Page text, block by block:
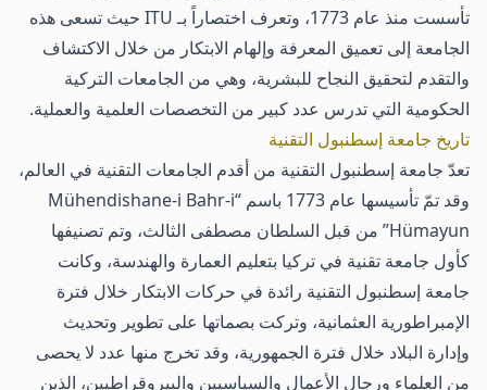
تأسست منذ عام 1773، وتعرف اختصاراً بـ ITU حيث تسعى هذه
الجامعة إلى تعميق المعرفة وإلهام الابتكار من خلال الاكتشاف
والتقدم لتحقيق النجاح للبشرية، وهي من الجامعات التركية
الحكومية التي تدرس عدد كبير من التخصصات العلمية والعملية.
تاريخ جامعة إسطنبول التقنية
تعدّ جامعة إسطنبول التقنية من أقدم الجامعات التقنية في العالم،
وقد تمّ تأسيسها عام 1773 باسم “Mühendishane-i Bahr-i
Hümayun” من قبل السلطان مصطفى الثالث، وتم تصنيفها
كأول جامعة تقنية في تركيا بتعليم العمارة والهندسة، وكانت
جامعة إسطنبول التقنية رائدة في حركات الابتكار خلال فترة
الإمبراطورية العثمانية، وتركت بصماتها على تطوير وتحديث
وإدارة البلاد خلال فترة الجمهورية، وقد تخرج منها عدد لا يحصى
من العلماء ورجال الأعمال والسياسيين والبيروقراطيين، الذين